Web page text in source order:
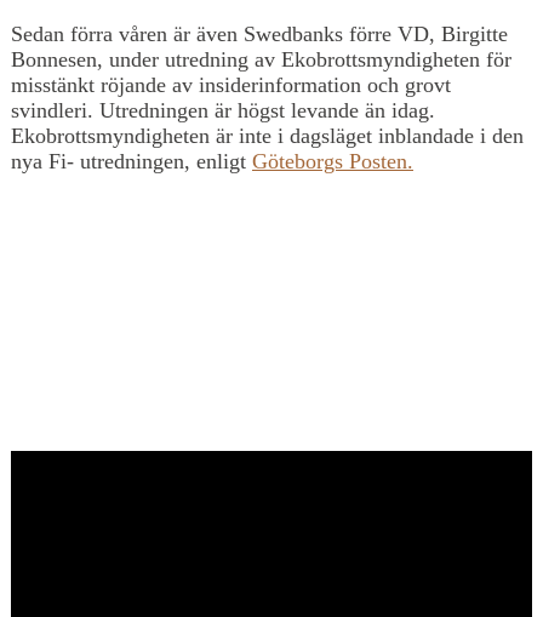
Sedan förra våren är även Swedbanks förre VD, Birgitte
Bonnesen, under utredning av Ekobrottsmyndigheten för
misstänkt röjande av insiderinformation och grovt
svindleri. Utredningen är högst levande än idag.
Ekobrottsmyndigheten är inte i dagsläget inblandade i den
nya Fi- utredningen, enligt Göteborgs Posten.